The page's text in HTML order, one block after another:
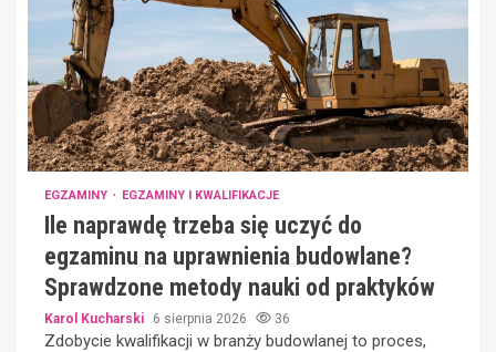
EGZAMINY EGZAMINY I KWALIFIKACJE
Ile naprawdę trzeba się uczyć do
egzaminu na uprawnienia budowlane?
Sprawdzone metody nauki od praktyków
Karol Kucharski 6 sierpnia 2026 36
Zdobycie kwalifikacji w branży budowlanej to proces,